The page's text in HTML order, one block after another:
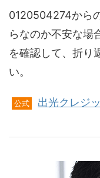
0120504274から
らなのか不安な場
を確認して、折り
い。
公式 出光クレジ